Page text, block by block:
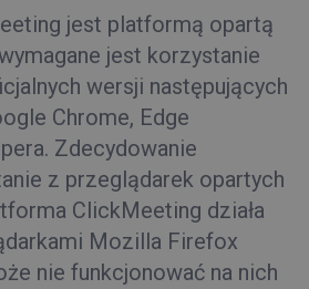
jest platformą opartą
jest korzystanie
wersji następujących
Chrome, Edge
Zdecydowanie
z przeglądarek opartych
ClickMeeting działa
Mozilla Firefox
nie funkcjonować na nich